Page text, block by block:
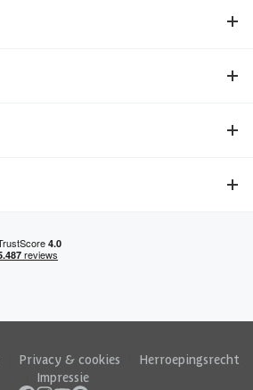
Privacy & cookies
Herroepingsrecht
Impressie